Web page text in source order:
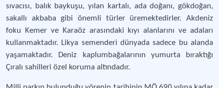
sıvacısı, balık baykuşu, yılan kartalı, ada doğanı, gökdoğan,
sakallı akbaba gibi önemli türler üremektedirler. Akdeniz
foku Kemer ve Karaöz arasındaki kıyı alanlarını ve adaları
kullanmaktadır. Likya semenderi dünyada sadece bu alanda
yaşamaktadır. Deniz kaplumbağalarının yumurta bıraktığı
Çıralı sahilleri özel koruma altındadır.